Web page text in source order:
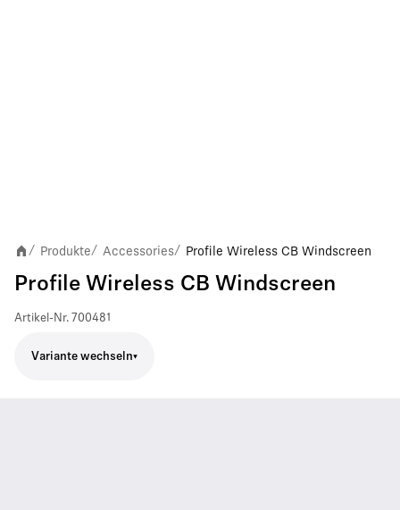
/ Produkte/ Accessories/ Profile Wireless CB Windscreen
Profile Wireless CB Windscreen
Artikel-Nr. 700481
Variante wechseln